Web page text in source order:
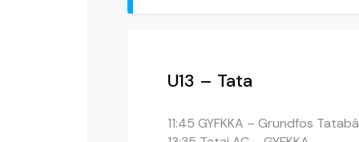
U13 – Tata
11:45 GYFKKA – Grundfos